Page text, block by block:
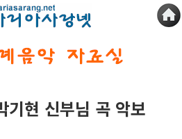
기현 신부님 곡 악보